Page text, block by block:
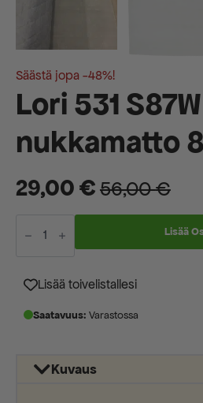
Säästä jopa -48%!
Lori 531 S87W
nukkamatto
56,00€
Alkuperäinen
hinta
56,00 €.
29,00€
Nykyinen
hinta
29,00 €.
531
määrä
Lisää
Lisää toivelistallesi
Saatavuus: Varastossa
Kuvaus